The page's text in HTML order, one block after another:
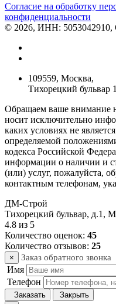
Согласие на обработку
конфиденциальности
© 2026, ИНН: 5053042910,
109559, Москва,
Тихорецкий бульвар
Обращаем ваше внимание
носит исключительно
каких условиях не
определяемой
кодекса Российской
информации о наличии и
(или) услуг, пожалуйста,
контактным телефонам,
ДМ-Строй
Тихорецкий бульвар, д.1 ,
4.8 из 5
Количество оценок: 45
Количество отзывов: 25
× Заказ обратного звонка
Имя
Телефон
Заказать
Закрыть